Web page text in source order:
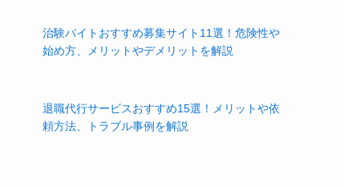
治験バイトおすすめ募集サイト11選！危険性や
始め方、メリットやデメリットを解説
退職代行サービスおすすめ15選！メリットや依
頼方法、トラブル事例を解説